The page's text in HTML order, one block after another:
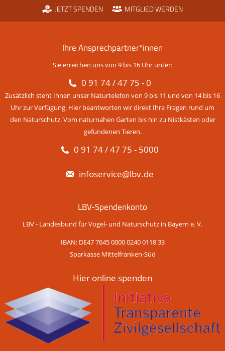
JETZT SPENDEN MITGLIED WERDEN
Ihre Ansprechpartner*innen
Sie erreichen uns von 9 bis 16 Uhr unter:
0 91 74 / 47 75 - 0
Zusätzlich steht Ihnen unser Naturtelefon von 9 bis 11 und von 14 bis 16
Uhr zur Verfügung. Hier beantworten wir direkt Ihre Fragen rund um
den Naturschutz. Vom naturnahen Garten bis hin zu Nistkästen oder
gefundenen Tieren.
0 91 74 / 47 75 - 5000
infoservice@lbv.de
LBV-Spendenkonto
LBV - Landesbund für Vogel- und Naturschutz in Bayern e. V.
IBAN: DE47 7645 0000 0240 0118 33
Sparkasse Mittelfranken-Süd
Hier online spenden